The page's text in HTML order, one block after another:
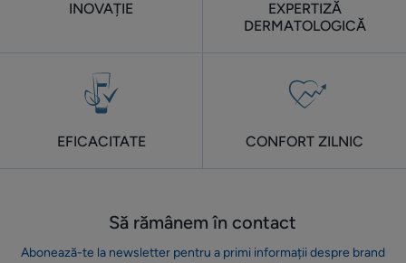
INOVAȚIE
EXPERTIZĂ
DERMATOLOGICĂ
EFICACITATE CONFORT ZILNIC
Să rămânem în contact
Abonează-te la newsletter pentru a primi informații despre brand